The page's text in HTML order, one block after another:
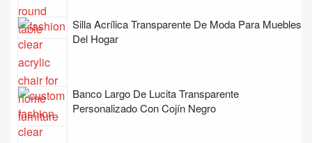
Silla Acrílica Transparente De Moda Para Muebles
Del Hogar
Banco Largo De Lucita Transparente
Personalizado Con Cojín Negro